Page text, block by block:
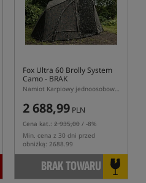
Fox Ultra 60 Brolly System
Camo- BRAK
ORYGINALNEGO KARTONUNamiot Karpiowy jednoosobowy typu Brolly
2 688,99 PLN
Cena kat.: 2 935,00 / -8%
Min. cena z 30 dni przed
obniżką: 2688.99
BRAK TOWARU